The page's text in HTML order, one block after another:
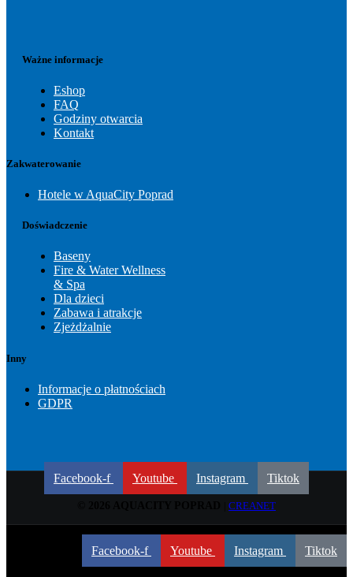
Ważne informacje
Eshop
FAQ
Godziny otwarcia
Kontakt
Zakwaterowanie
Hotele w AquaCity Poprad
Doświadczenie
Baseny
Fire & Water Wellness
& Spa
Dla dzieci
Zabawa i atrakcje
Zjeżdżalnie
Inny
Informacje o płatnościach
GDPR
Facebook-f Youtube Instagram Tiktok
CREANET
© 2026 AQUACITY POPRAD CREANET
Facebook-f Youtube Instagram Tiktok